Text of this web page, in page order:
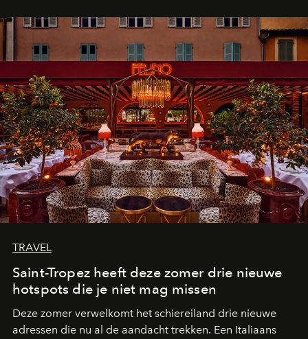
TRAVEL
Saint-Tropez heeft deze zomer drie nieuwe
hotspots die je niet mag missen
Deze zomer verwelkomt het schiereiland drie nieuwe
adressen die nu al de aandacht trekken. Een Italiaans